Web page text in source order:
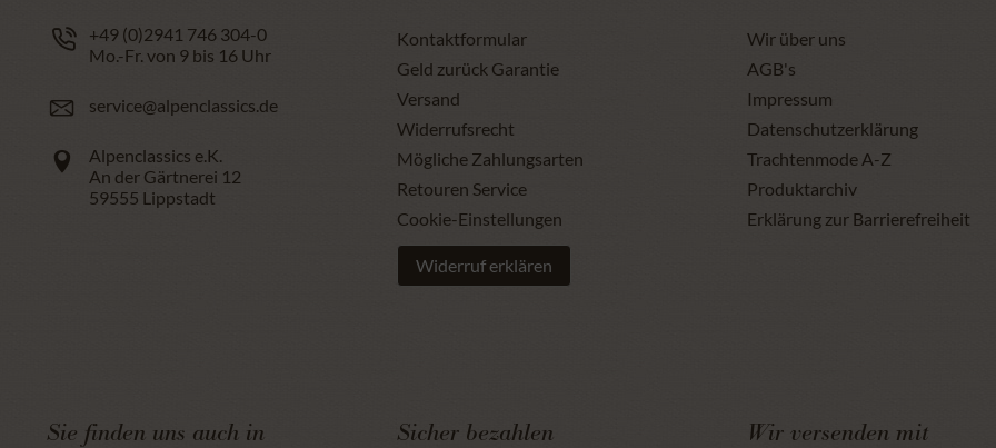
+49 (0)2941 746 304-0
Mo.-Fr. von 9 bis 16 Uhr
service@alpenclassics.de
Alpenclassics e.K.
An der Gärtnerei 12
59555 Lippstadt
Kontaktformular
Geld zurück Garantie
Versand
Widerrufsrecht
Mögliche Zahlungsarten
Retouren Service
Cookie-Einstellungen
Widerruf erklären
Wir über uns
AGB's
Impressum
Datenschutzerklärung
Trachtenmode A-Z
Produktarchiv
Erklärung zur Barrierefreiheit
Sie finden uns auch in Sicher bezahlen Wir versenden mit